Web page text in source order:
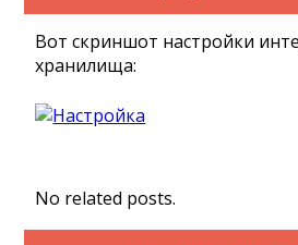
Вот скриншот настройки
хранилища:
No related posts.